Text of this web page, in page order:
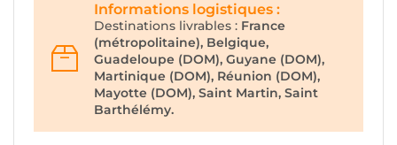
Informations logistiques :
Destinations livrables : France
(métropolitaine), Belgique,
Guadeloupe (DOM), Guyane (DOM),
Martinique (DOM), Réunion (DOM),
Mayotte (DOM), Saint Martin, Saint
Barthélémy.